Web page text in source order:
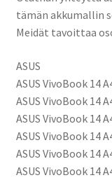
B0B200-
03580300,
CS-
AUX421NB
määrä
tämän akkumallin
Meidät tavoittaa
ASUS
ASUS VivoBook 14
ASUS VivoBook 14
ASUS VivoBook 14
ASUS VivoBook 14
ASUS VivoBook 14
ASUS VivoBook 14